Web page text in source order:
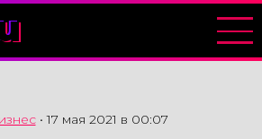
•17 мая 2021 в 00:07